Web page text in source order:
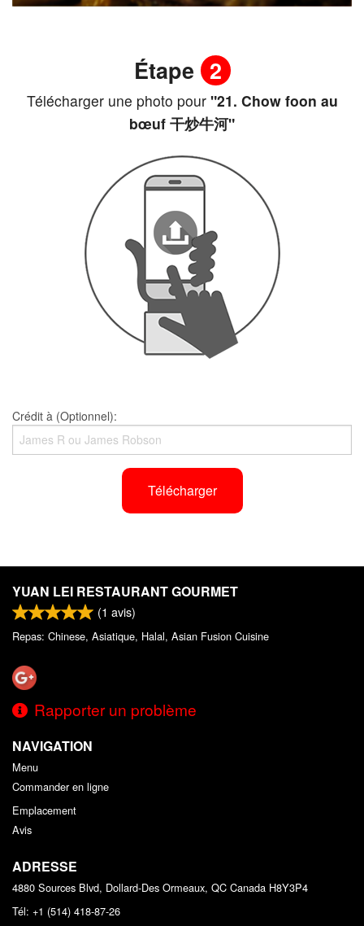
Étape 2
Télécharger une photo pour"21. Chow foon au
bœuf 干炒牛河"
Crédit à (Optionnel):
Télécharger
YUAN LEI RESTAURANT GOURMET
(1 avis)
Repas: Chinese, Asiatique, Halal, Asian Fusion Cuisine
Rapporter un problème
NAVIGATION
Menu
Commander en ligne
Emplacement
Avis
ADRESSE
4880 Sources Blvd, Dollard-Des Ormeaux, QC Canada H8Y3P4
Tél: +1 (514) 418-87-26